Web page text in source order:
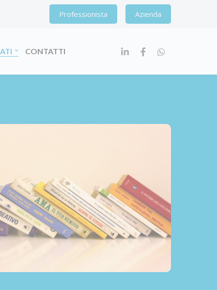
Professionista Azienda
CONTATTI